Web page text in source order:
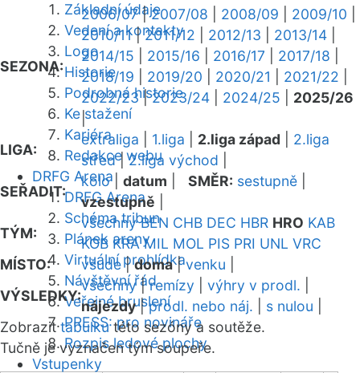
Základní údaje
Vedení a kontakty
Logo
Historie
Podrobná historie
Ke stažení
Kariéra
Redakce webu
DRFG Arena
DRFG Arena
Schéma tribun
Plánek areny
Virtuální prohlídka
Návštěvní řád
Veřejné bruslení
PRESS: pro novináře
Rozpis ledové plochy
Vstupenky
SEZONA:
2006/07|2007/08 2008/09 2009/10
2010/11|2011/12 2012/13 2013/14
2014/15
2015/16 2016/17 2017/18
2018/19
2019/20 2020/21 2021/22
2022/23|2023/24 2024/25
2025/26
|
LIGA:
extraliga 1.liga 2.liga západ
2.liga
střed|2.liga východ
SEŘADIT:
kolo| datum SMĚR: sestupně
vzestupně
TÝM:
všechny BEN CHB DEC HBR HRO KAB
KOB KRA MIL MOL PIS PRI UNL VRC
MÍSTO:
všude|doma|venku
VÝSLEDKY:
všechny|remízy výhry v prodl.
nájezdy|prodl. nebo náj. s nulou
Zobrazittabulkutéto sezóny a soutěže.
Tučně je vyznačen tým soupeře.